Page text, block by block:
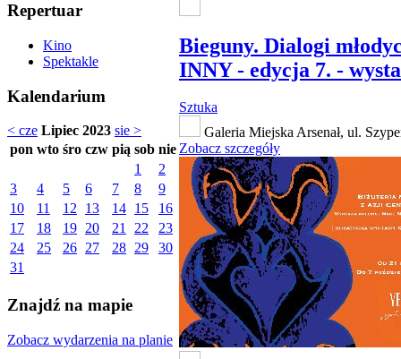
Repertuar
Kino
Spektakle
Kalendarium
< cze Lipiec 2023 sie >
pon wto śro czw pią sob nie
1
2
3
4 5 6 7 8
9
10
11 12 13 14 15
16
17
18 19 20 21 22
23
24
25 26 27 28 29
30
31
Znajdź na mapie
Zobacz wydarzenia na planie
Bieguny. Dialogi
INNY - edycja 7. -
Sztuka
Galeria Miejska Arsenał, ul.
Zobacz szczegóły